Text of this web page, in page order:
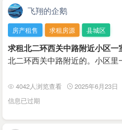
飞翔的企鹅
房产租售 求租房源 县城区
求租北二环西关中路附近小区一
北二环西关中路附近的。小区里
4042人浏览查看 2025年6月23日
信息已过期